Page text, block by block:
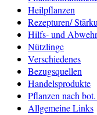
Heilpflanzen
Rezepturen/
Hilfs- und
Nützlinge
Verschiedenes
Bezugsquellen
Handelsprodukte
Pflanzen nach
Allgemeine Links